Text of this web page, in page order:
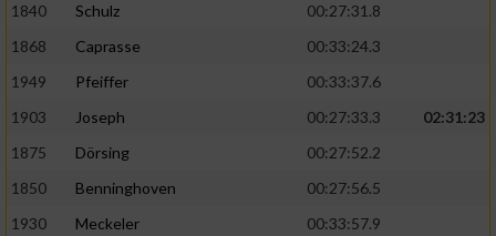
1840
Schulz
00:27:31.8
1868
Caprasse
00:33:24.3
1949
Pfeiffer
00:33:37.6
1903
Joseph 00:27:33.3
02:31:23
1875
Dörsing
00:27:52.2
1850
Benninghoven
00:27:56.5
1930
Meckeler
00:33:57.9